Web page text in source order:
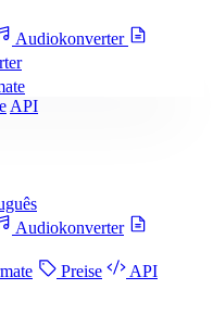
Audiokonverter
API
Audiokonverter
Preise
API